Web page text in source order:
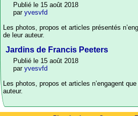
Publié le 15 août 2018
par yvesvfd
Les photos, propos et articles présentés
de leur auteur.
Jardins de Francis Peeters
Publié le 15 août 2018
par yvesvfd
Les photos, propos et articles n’engagent
auteur.